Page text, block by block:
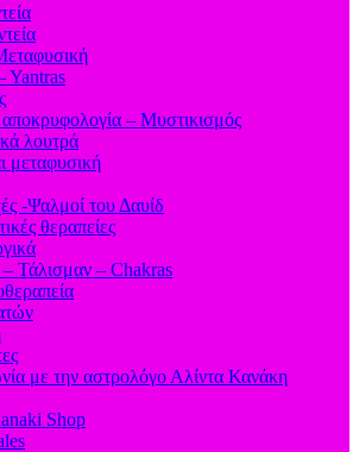
Yantras
– Μυστικισμός
λουτρά
μεταφυσική
-Ψαλμοί του Δαυίδ
θεραπείες
Τάλισμαν – Chakras
με την αστρολόγο Αλίντα Κανάκη
Shop